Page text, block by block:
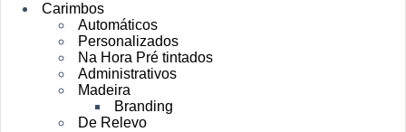
Carimbos
Automáticos
Personalizados
Na Hora Pré tintados
Administrativos
Madeira
Branding
De Relevo